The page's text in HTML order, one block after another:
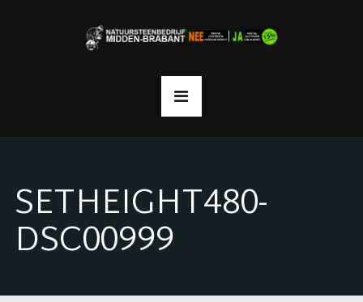
SETHEIGHT480-
DSC00999